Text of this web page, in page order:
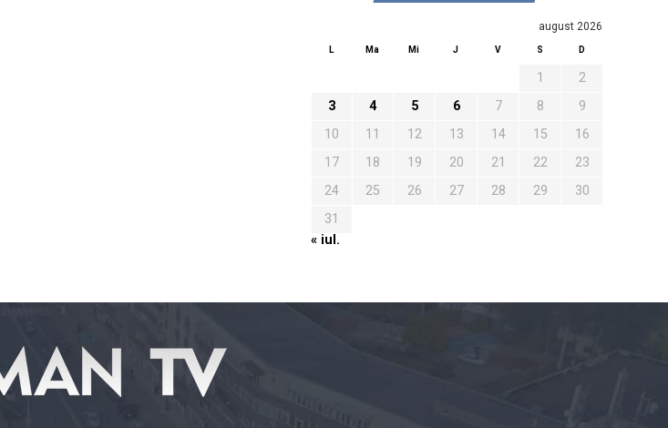
august 2026
L Ma Mi J V S D
1
2
3
4 5 6 7 8
9
10
11 12 13 14 15
16
17
18 19 20 21 22
23
24
25 26 27 28 29
30
31
« iul.